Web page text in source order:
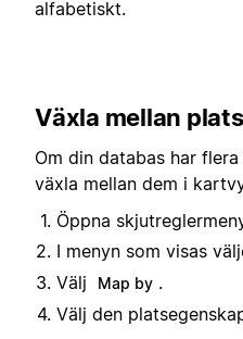
alfabetiskt.
Växla mellan
Om din databas har
växla mellan dem i
Öppna
I menyn som visas
Välj
Map by .
Välj den